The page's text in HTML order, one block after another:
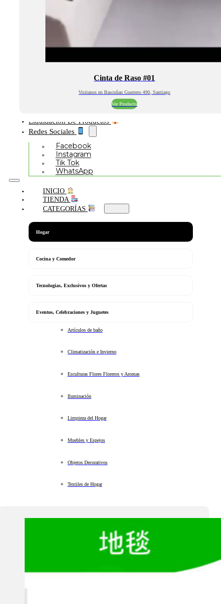
Cinta de Raso #01
Visitanos en Bascuñan Guerrero 490, Santiago
Ver Producto
Liquidación De Productos
Redes Sociales
Facebook
Instagram
Tik Tok
WhatsApp
INICIO
TIENDA
CATEGORÍAS
Hogar
Cocina y Comedor
Tecnologias, Exclusivos y Ofertas
Eventos, Celebraciones y Juguetes
Artículos de baño
Climatización e Invierno
Esculturas Flores Floreros y Aromas
Iluminación
Limpieza del Hogar
Muebles y Espejos
Objetos Decorativos
Textiles de Hogar